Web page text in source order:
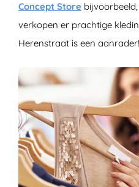
Concept Store
verkopen er prachtige
Herenstraat is een aanrader!